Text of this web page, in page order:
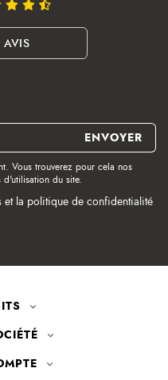
AVIS
Vous trouverez pour cela nos
du site.
et la politique de confidentialité